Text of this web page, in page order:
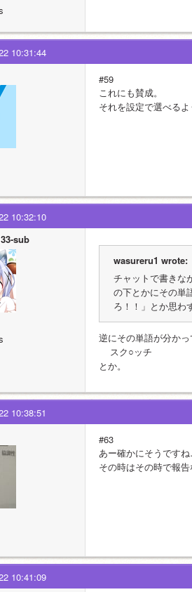
10:31:44
#59
これにも賛成。
それを設定で選べるよ
10:32:10
sub
wasureru1 wrote:
チャットで書きな
の下とかにその単
ろ！！」とか思わ
逆にその単語が分か
    スク○ッチ
とか。
10:38:51
#63
あー確かにそうです
その時はその時で報
10:41:09